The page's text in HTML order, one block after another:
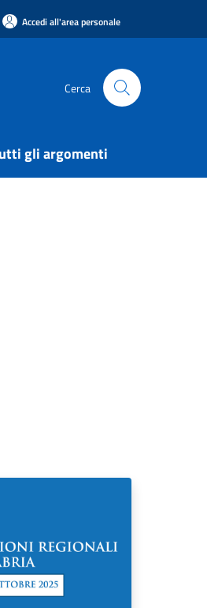
Accedi all'area personale
Cerca
gli argomenti